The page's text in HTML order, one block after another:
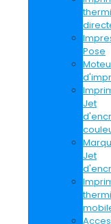
Pose
Jet
Jet